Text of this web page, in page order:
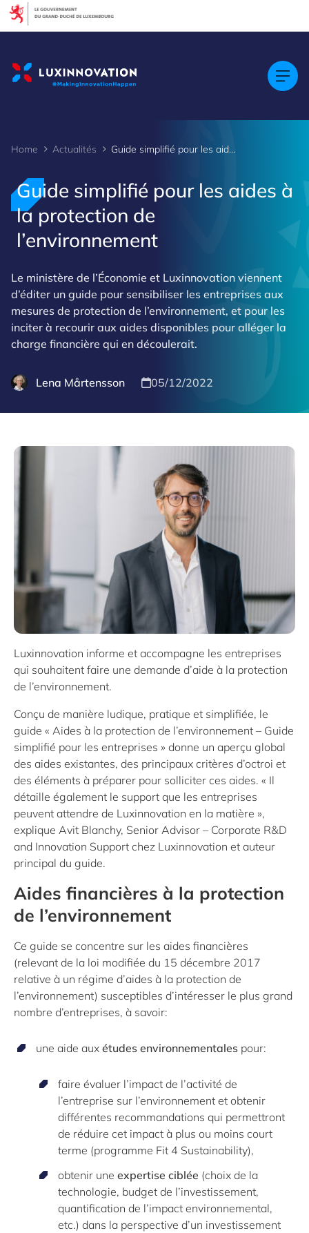
Home Actualités Guide simplifié pour les aides à la protection de l’environnement
Guide simplifié pour les aides à
la protection de
l’environnement
Le ministère de l’Économie et Luxinnovation viennent
d’éditer un guide pour sensibiliser les entreprises aux
mesures de protection de l’environnement, et pour les
inciter à recourir aux aides disponibles pour alléger la
charge financière qui en découlerait.
Lena Mårtensson 05/12/2022
Luxinnovation informe et accompagne les entreprises
qui souhaitent faire une demande d’aide à la protection
de l’environnement.
Conçu de manière ludique, pratique et simplifiée, le
guide « Aides à la protection de l’environnement – Guide
simplifié pour les entreprises » donne un aperçu global
des aides existantes, des principaux critères d’octroi et
des éléments à préparer pour solliciter ces aides. « Il
détaille également le support que les entreprises
peuvent attendre de Luxinnovation en la matière »,
explique Avit Blanchy, Senior Advisor – Corporate R&D
and Innovation Support chez Luxinnovation et auteur
principal du guide.
Aides financières à la protection
de l’environnement
Ce guide se concentre sur les aides financières
(relevant de la loi modifiée du 15 décembre 2017
relative à un régime d’aides à la protection de
l’environnement) susceptibles d’intéresser le plus grand
nombre d’entreprises, à savoir:
une aide aux études environnementales pour:
faire évaluer l’impact de l’activité de
l’entreprise sur l’environnement et obtenir
différentes recommandations qui permettront
de réduire cet impact à plus ou moins court
terme (programme Fit 4 Sustainability),
obtenir une expertise ciblée (choix de la
technologie, budget de l’investissement,
quantification de l’impact environnemental,
etc.) dans la perspective d’un investissement
Cookies management panel